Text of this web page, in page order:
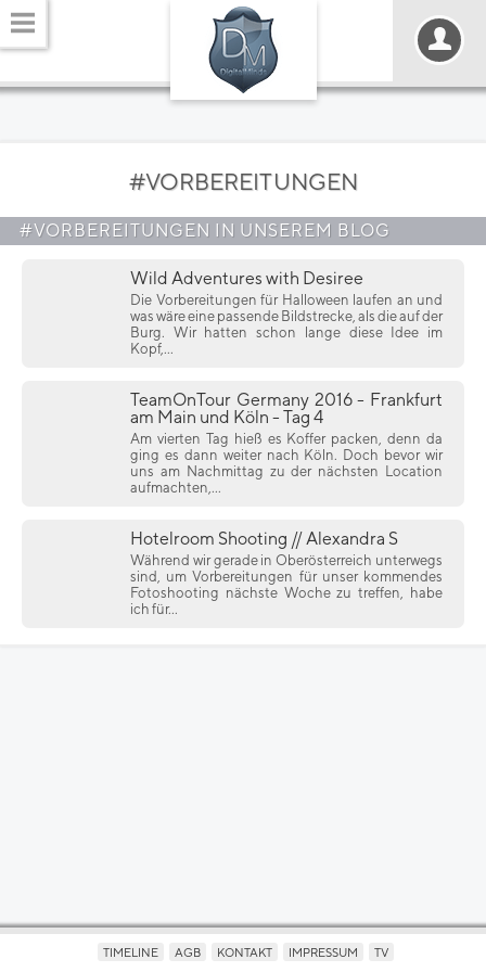
#VORBEREITUNGEN
#VORBEREITUNGEN IN UNSEREM BLOG
Wild Adventures with Desiree
Die Vorbereitungen für Halloween laufen an und
was wäre eine passende Bildstrecke, als die auf der
Burg. Wir hatten schon lange diese Idee im
Kopf,...
TeamOnTour Germany 2016 - Frankfurt
am Main und Köln - Tag 4
Am vierten Tag hieß es Koffer packen, denn da
ging es dann weiter nach Köln. Doch bevor wir
uns am Nachmittag zu der nächsten Location
aufmachten,...
Hotelroom Shooting // Alexandra S
Während wir gerade in Oberösterreich unterwegs
sind, um Vorbereitungen für unser kommendes
Fotoshooting nächste Woche zu treffen, habe
ich für...
TIMELINE AGB KONTAKT IMPRESSUM TV